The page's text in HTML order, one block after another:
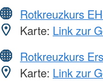
Rotkreuzkurs
Karte: Link zur
Rotkreuzkurs
Karte: Link zur